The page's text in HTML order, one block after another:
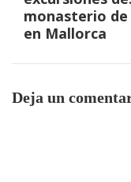
entradas
monasterio de
en Mallorca
Deja un